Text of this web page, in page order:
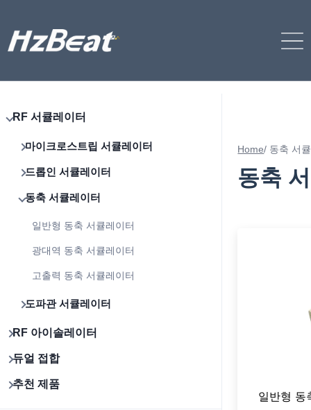
RF 서큘레이터
마이크로스트립 서큘레이터
드롭인 서큘레이터
동축 서큘레이터
일반형 동축 서큘레이터
광대역 동축 서큘레이터
고출력 동축 서큘레이터
도파관 서큘레이터
RF 아이솔레이터
듀얼 접합
추천 제품
Home/ 동축 서
동축
일반형 동